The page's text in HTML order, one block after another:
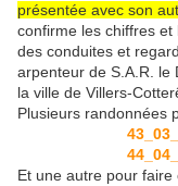
présentée avec son
confirme les chiffres
des conduites et
arpenteur de S.A.R. le
la ville de Villers-
Plusieurs randonnées
Et une autre pour